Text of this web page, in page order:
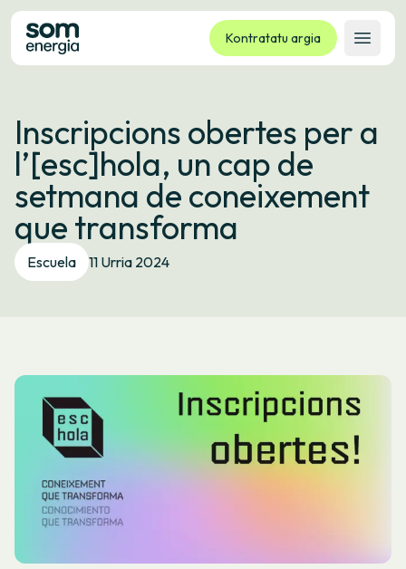
Kontratatu argia
Ireki
Tarifak
Zerbitzuak
Enpresak
Kooperatiba
Kontaktua
Izapideak
Inscripcions obertes per a
l’[esc]hola, un cap de
setmana de coneixement
que transforma
Escuela 11 Urria 2024